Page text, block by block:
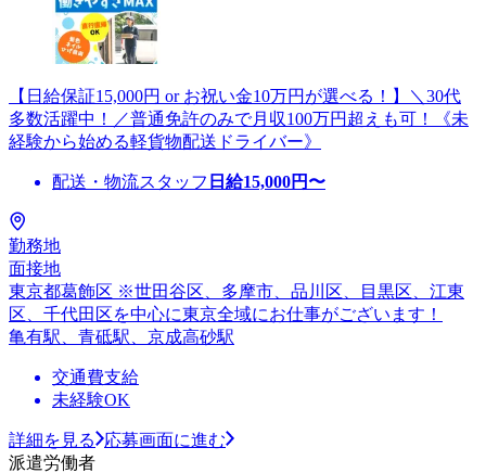
【日給保証15,000円 or お祝い金10万円が選べる！】＼30代
多数活躍中！／普通免許のみで月収100万円超えも可！《未
経験から始める軽貨物配送ドライバー》
配送・物流スタッフ 日給15,000円〜
勤務地
面接地
東京都葛飾区 ※世田谷区、多摩市、品川区、目黒区、江東
区、千代田区を中心に東京全域にお仕事がございます！
亀有駅、青砥駅、京成高砂駅
交通費支給
未経験OK
詳細を見る
応募画面に進む
派遣労働者